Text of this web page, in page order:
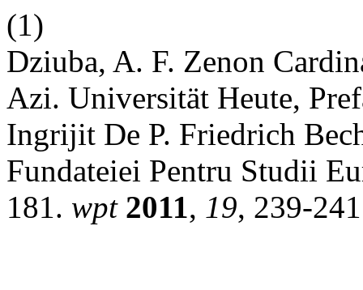
(1)
Dziuba, A. F. Zenon
Azi. Universität Heute,
Ingrijit De P. Friedrich
Fundateiei Pentru Studii
181. wpt 2011, 19, 239-